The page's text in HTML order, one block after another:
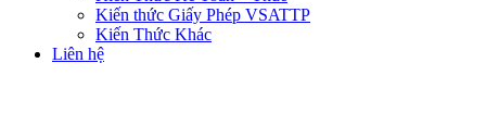
Kiến thức Giấy Phép VSATTP
Kiến Thức Khác
Liên hệ